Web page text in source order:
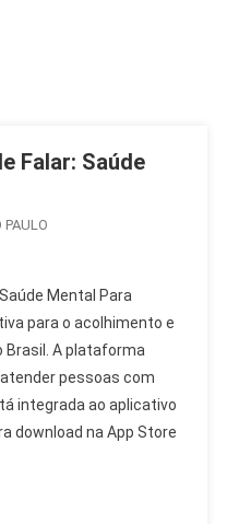
Falar: Saúde
PAULO
Mental Para
para o acolhimento e
Brasil. A plataforma
atender pessoas com
integrada ao aplicativo
download na App Store